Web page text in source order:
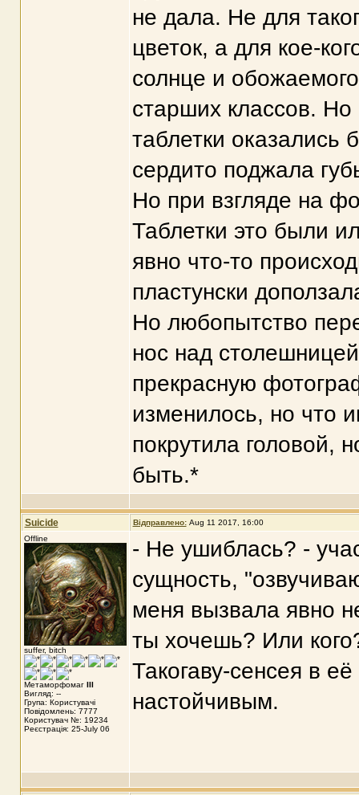
не дала. Не для
цветок, а для кое-
солнце и
старших классов.
таблетки
сердито поджала
Но при взгляде на
Таблетки это были
явно что-то
пластунски
Но любопытство
нос над
прекрасную
изменилось, но что
покрутила головой,
быть.*
Suicide Відправлено: Aug 11 2017, 16:00
Offline
suffer, bitch
Метаморфомаг III
Вигляд: --
Група: Користувачі
Повідомлень: 7777
Користувач №: 19234
Реєстрація: 25-July 06
- Не ушиблась? -
сущность,
меня вызвала явно
ты хочешь? Или
Такогаву-сенсея в
настойчивым.